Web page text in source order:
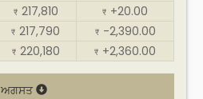
₹ 217,810 ₹ +20.00
₹ 217,790 ₹ -2,390.00
₹ 220,180 ₹ +2,360.00
ਅਗਸਤ